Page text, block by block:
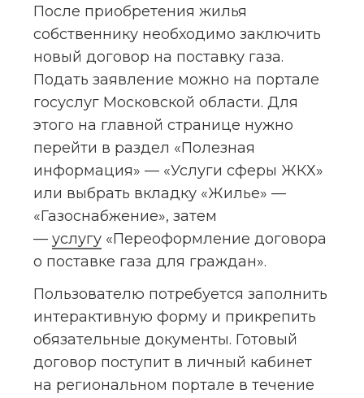
После приобретения жилья
собственнику необходимо заключить
новый договор на поставку газа.
Подать заявление можно на портале
госуслуг Московской области. Для
этого на главной странице нужно
перейти в раздел «Полезная
информация» — «Услуги сферы ЖКХ»
или выбрать вкладку «Жилье» —
«Газоснабжение», затем
— услугу «Переоформление договора
о поставке газа для граждан».
Пользователю потребуется заполнить
интерактивную форму и прикрепить
обязательные документы. Готовый
договор поступит в личный кабинет
на региональном портале в течение